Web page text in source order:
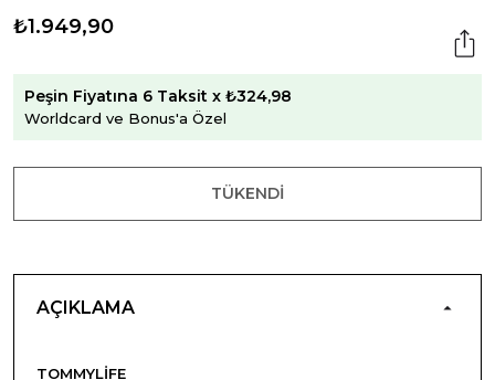
₺1.949,90
Peşin Fiyatına 6 Taksit x ₺324,98
Worldcard ve Bonus'a Özel
TÜKENDI
AÇIKLAMA
TOMMYLIFE